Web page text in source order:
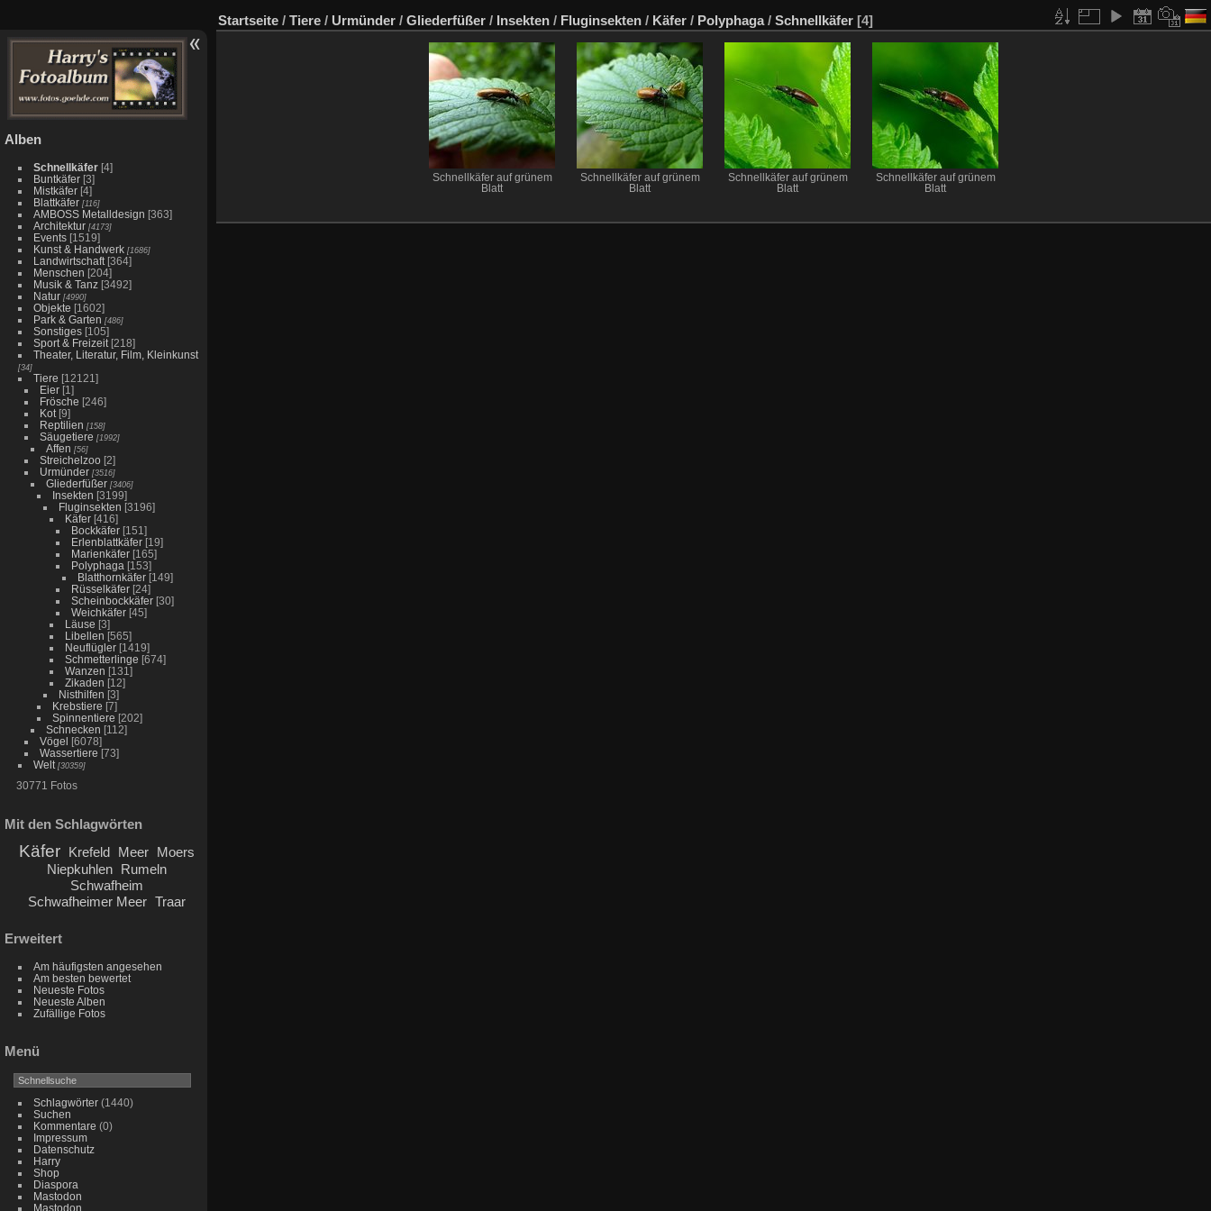
Alben
Schnellkäfer [4]
Buntkäfer [3]
Mistkäfer [4]
Blattkäfer [116]
AMBOSS Metalldesign [363]
Architektur [4173]
Events [1519]
Kunst & Handwerk [1686]
Landwirtschaft [364]
Menschen [204]
Musik & Tanz [3492]
Natur [4990]
Objekte [1602]
Park & Garten [486]
Sonstiges [105]
Sport & Freizeit [218]
Theater, Literatur, Film, Kleinkunst
[34]
Tiere [12121]
Eier [1]
Frösche [246]
Kot [9]
Reptilien [158]
Säugetiere [1992]
Affen [56]
Streichelzoo [2]
Urmünder [3516]
Gliederfüßer [3406]
Insekten [3199]
Fluginsekten [3196]
Käfer [416]
Bockkäfer [151]
Erlenblattkäfer [19]
Marienkäfer [165]
Polyphaga [153]
Blatthornkäfer [149]
Rüsselkäfer [24]
Scheinbockkäfer [30]
Weichkäfer [45]
Läuse [3]
Libellen [565]
Neuflügler [1419]
Schmetterlinge [674]
Wanzen [131]
Zikaden [12]
Nisthilfen [3]
Krebstiere [7]
Spinnentiere [202]
Schnecken [112]
Vögel [6078]
Wassertiere [73]
Welt [30359]
30771 Fotos
Mit den Schlagwörten
Käfer Krefeld Meer Moers
Niepkuhlen Rumeln
Schwafheim
Schwafheimer Meer Traar
Erweitert
Am häufigsten angesehen
Am besten bewertet
Neueste Fotos
Neueste Alben
Zufällige Fotos
Menü
Schlagwörter(1440)
Suchen
Kommentare (0)
Impressum
Datenschutz
Harry
Shop
Diaspora
Mastodon
Mastodon
Startseite / Tiere / Urmünder / Gliederfüßer / Insekten / Fluginsekten / Käfer / Polyphaga/ Schnellkäfer [4]
Schnellkäfer auf grünem
Blatt
Schnellkäfer auf grünem
Blatt
Schnellkäfer auf grünem
Blatt
Schnellkäfer auf grünem
Blatt